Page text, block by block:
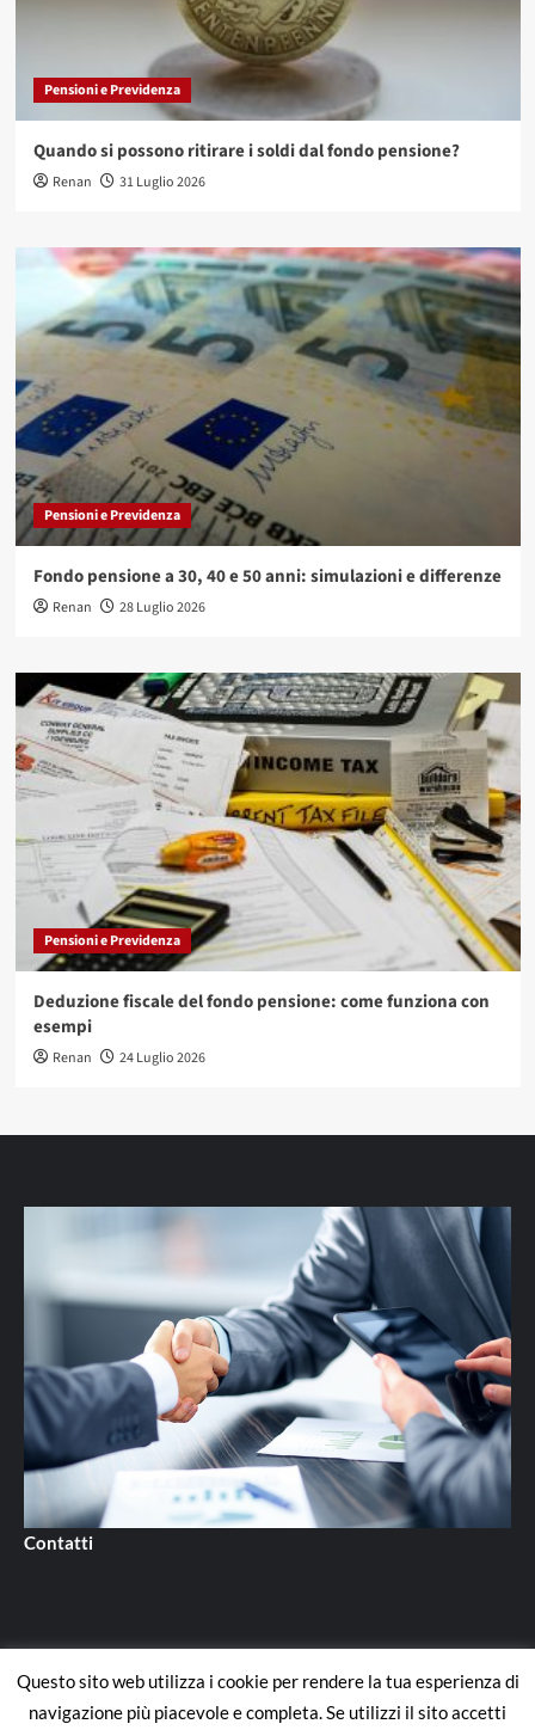
Pensioni e Previdenza
Quando si possono ritirare i soldi dal fondo pensione?
Renan 31 Luglio 2026
Pensioni e Previdenza
Fondo pensione a 30, 40 e 50 anni: simulazioni e differenze
Renan 28 Luglio 2026
Pensioni e Previdenza
Deduzione fiscale del fondo pensione: come funziona con
esempi
Renan 24 Luglio 2026
Contatti
Contatti
Questo sito web utilizza i cookie per rendere la tua esperienza di
navigazione più piacevole e completa. Se utilizzi il sito accetti